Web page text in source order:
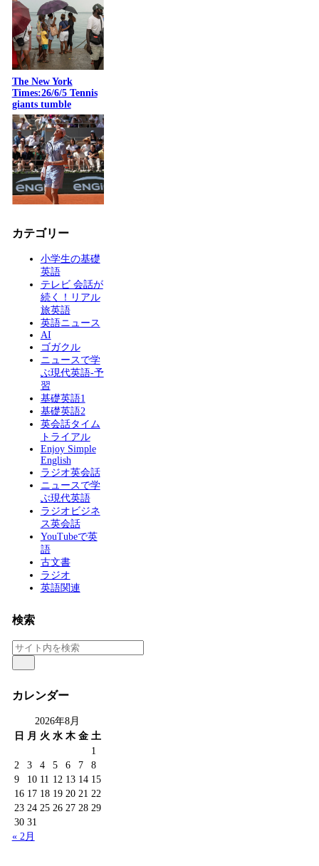
The New York
Times:26/6/5 Tennis
giants tumble
カテゴリー
小学生の基礎
英語
テレビ 会話が
続く！リアル
旅英語
英語ニュース
AI
ゴガクル
ニュースで学
ぶ現代英語-予
習
基礎英語1
基礎英語2
英会話タイム
トライアル
Enjoy Simple
English
ラジオ英会話
ニュースで学
ぶ現代英語
ラジオビジネ
ス英会話
YouTubeで英
語
古文書
ラジオ
英語関連
検索
カレンダー
2026年8月
日 月 火 水 木 金 土
1
2
3 4 5 6 7
8
9
10 11 12 13 14 15
16 17 18 19 20 21 22
23 24 25 26 27 28 29
30 31
« 2月